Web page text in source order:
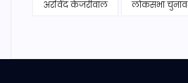
अरविंद केजरीवाल लोकसभा चुनाव